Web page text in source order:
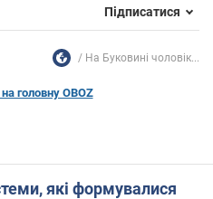
Підписатися
На Буковині чоловік...
головну OBOZ
які формувалися